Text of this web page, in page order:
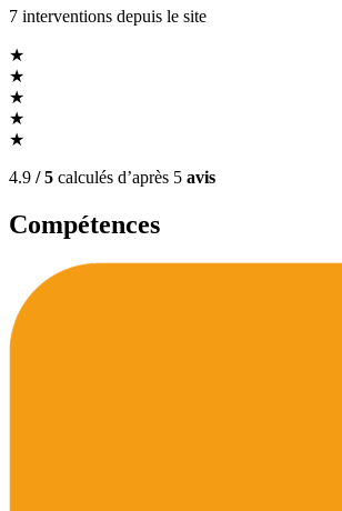
7 interventions depuis le site
★
★
★
★
★
4.9 / 5 calculés d’après 5 avis
Compétences